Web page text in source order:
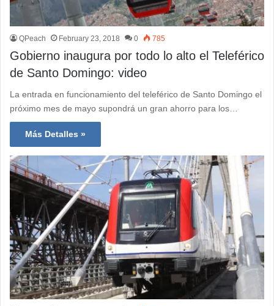
QPeach February 23, 2018 0 785
Gobierno inaugura por todo lo alto el Teleférico
de Santo Domingo: video
La entrada en funcionamiento del teleférico de Santo Domingo el
próximo mes de mayo supondrá un gran ahorro para los…
Más Detalles »